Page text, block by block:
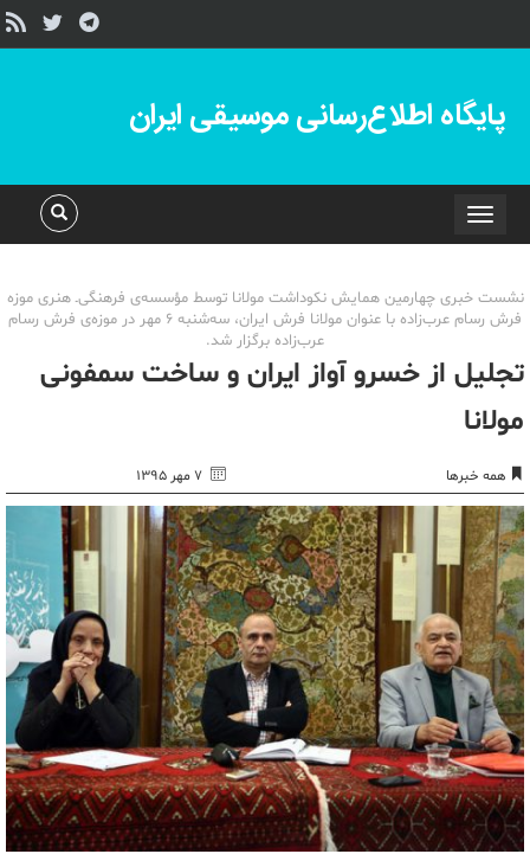
پایگاه اطلاع‌رسانی موسیقی ایران
Toggle
navigation
نشست خبری چهارمین همایش نکوداشت مولانا توسط مؤسسه‌ی فرهنگی‌ـ هنری موزه
فرش رسام عرب‌زاده با عنوان مولانا فرش ایران، سه‌شنبه 6 مهر در موزه‌ی فرش رسام
عرب‌زاده برگزار شد.
تجلیل از خسرو آواز ایران و ساخت سمفونی
مولانا
همه خبرها ۷ مهر ۱۳۹۵